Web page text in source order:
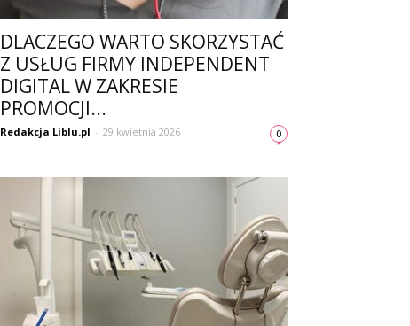
DLACZEGO WARTO SKORZYSTAĆ
Z USŁUG FIRMY INDEPENDENT
DIGITAL W ZAKRESIE
PROMOCJI...
Redakcja Liblu.pl - 29 kwietnia 2026 0